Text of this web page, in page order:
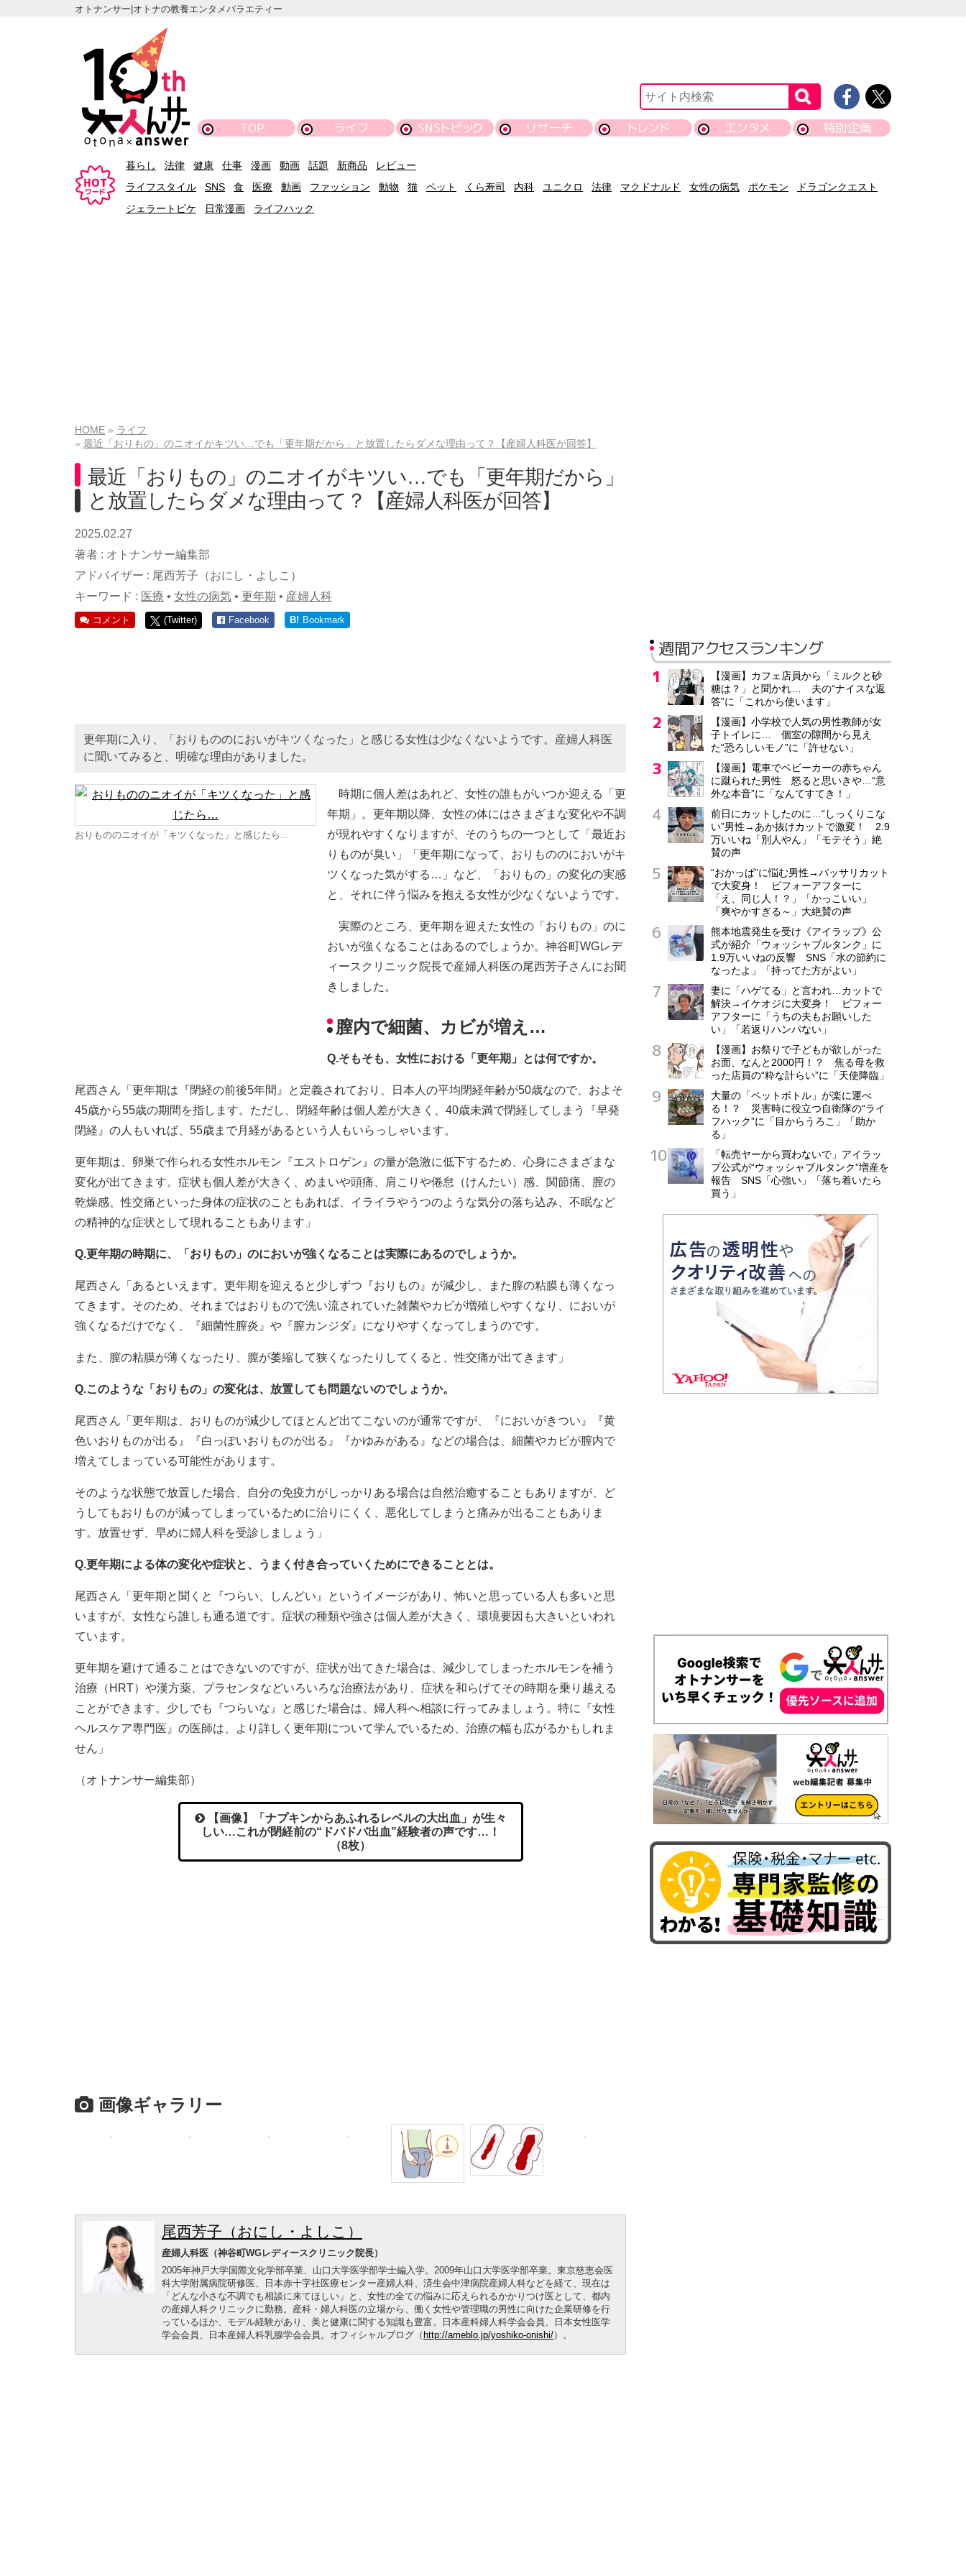
オトナンサー|オトナの教養エンタメバラエティー
TOP ライフ SNSトピック リサーチ トレンド エンタメ 特別企画
暮らし 法律 健康 仕事 漫画 動画 話題 新商品
レビュー
ライフスタイル
SNS 食 医療 動画 ファッション 動物 猫 ペット くら寿司 内科 ユニクロ 法律 マクドナルド 女性の病気 ポケモン
ドラゴンクエスト
ジェラートピケ
日常漫画 ライフハック
HOME
ライフ
最近「おりもの」のニオイがキツい…でも「更年期だから」と放置したらダメな理由って？【産婦人科医が回答】
最近「おりもの」のニオイがキツい…でも「更年期だから」
と放置したらダメな理由って？【産婦人科医が回答】
2025.02.27
著者 : オトナンサー編集部
アドバイザー : 尾西芳子（おにし・よしこ）
キーワード : 医療 • 女性の病気 • 更年期 • 産婦人科
コメント (Twitter) Facebook B! Bookmark
更年期に入り、「おりもののにおいがキツくなった」と感じる女性は少なくないようです。産婦人科医
に聞いてみると、明確な理由がありました。
おりもののニオイが「キツくなった」と感じたら…
時期に個人差はあれど、女性の誰もがいつか迎える「更
年期」。更年期以降、女性の体にはさまざまな変化や不調
が現れやすくなりますが、そのうちの一つとして「最近お
りものが臭い」「更年期になって、おりもののにおいがキ
ツくなった気がする…」など、「おりもの」の変化の実感
と、それに伴う悩みを抱える女性が少なくないようです。
実際のところ、更年期を迎えた女性の「おりもの」のに
おいが強くなることはあるのでしょうか。神谷町WGレデ
ィースクリニック院長で産婦人科医の尾西芳子さんにお聞
きしました。
膣内で細菌、カビが増え…
Q.そもそも、女性における「更年期」とは何ですか。
尾西さん「更年期は『閉経の前後5年間』と定義されており、日本人の平均閉経年齢が50歳なので、およそ
45歳から55歳の期間を指します。ただし、閉経年齢は個人差が大きく、40歳未満で閉経してしまう『早発
閉経』の人もいれば、55歳まで月経があるという人もいらっしゃいます。
更年期は、卵巣で作られる女性ホルモン『エストロゲン』の量が急激に低下するため、心身にさまざまな
変化が出てきます。症状も個人差が大きく、めまいや頭痛、肩こりや倦怠（けんたい）感、関節痛、膣の
乾燥感、性交痛といった身体の症状のこともあれば、イライラやうつのような気分の落ち込み、不眠など
の精神的な症状として現れることもあります」
Q.更年期の時期に、「おりもの」のにおいが強くなることは実際にあるのでしょうか。
尾西さん「あるといえます。更年期を迎えると少しずつ『おりもの』が減少し、また膣の粘膜も薄くなっ
てきます。そのため、それまではおりもので洗い流されていた雑菌やカビが増殖しやすくなり、においが
強くなるだけでなく、『細菌性膣炎』や『膣カンジダ』になりやすくなってしまうのです。
また、膣の粘膜が薄くなったり、膣が萎縮して狭くなったりしてくると、性交痛が出てきます」
Q.このような「おりもの」の変化は、放置しても問題ないのでしょうか。
尾西さん「更年期は、おりものが減少してほとんど出てこないのが通常ですが、『においがきつい』『黄
色いおりものが出る』『白っぽいおりものが出る』『かゆみがある』などの場合は、細菌やカビが膣内で
増えてしまっている可能性があります。
そのような状態で放置した場合、自分の免疫力がしっかりある場合は自然治癒することもありますが、ど
うしてもおりものが減ってしまっているために治りにくく、悪化してしまうと痛みが出ることもありま
す。放置せず、早めに婦人科を受診しましょう」
Q.更年期による体の変化や症状と、うまく付き合っていくためにできることとは。
尾西さん「更年期と聞くと『つらい、しんどい』というイメージがあり、怖いと思っている人も多いと思
いますが、女性なら誰しも通る道です。症状の種類や強さは個人差が大きく、環境要因も大きいといわれ
ています。
更年期を避けて通ることはできないのですが、症状が出てきた場合は、減少してしまったホルモンを補う
治療（HRT）や漢方薬、プラセンタなどいろいろな治療法があり、症状を和らげてその時期を乗り越える
ことができます。少しでも『つらいな』と感じた場合は、婦人科へ相談に行ってみましょう。特に『女性
ヘルスケア専門医』の医師は、より詳しく更年期について学んでいるため、治療の幅も広がるかもしれま
せん」
（オトナンサー編集部）
【画像】「ナプキンからあふれるレベルの大出血」が生々
しい…これが閉経前の“ドバドバ出血”経験者の声です…！
（8枚）
画像ギャラリー
尾西芳子（おにし・よしこ）
産婦人科医（神谷町WGレディースクリニック院長）
2005年神戸大学国際文化学部卒業、山口大学医学部学士編入学。2009年山口大学医学部卒業。東京慈恵会医
科大学附属病院研修医、日本赤十字社医療センター産婦人科、済生会中津病院産婦人科などを経て、現在は
「どんな小さな不調でも相談に来てほしい」と、女性の全ての悩みに応えられるかかりつけ医として、都内
の産婦人科クリニックに勤務。産科・婦人科医の立場から、働く女性や管理職の男性に向けた企業研修を行
っているほか、モデル経験があり、美と健康に関する知識も豊富。日本産科婦人科学会会員、日本女性医学
学会会員、日本産婦人科乳腺学会会員。オフィシャルブログ（ http://ameblo.jp/yoshiko-onishi/）。
週間アクセスランキング
【漫画】カフェ店員から「ミルクと砂
糖は？」と聞かれ… 夫の“ナイスな返
答”に「これから使います」
【漫画】小学校で人気の男性教師が女
子トイレに… 個室の隙間から見え
た“恐ろしいモノ”に「許せない」
【漫画】電車でベビーカーの赤ちゃん
に蹴られた男性 怒ると思いきや…“意
外な本音”に「なんてすてき！」
前日にカットしたのに…“しっくりこな
い”男性→あか抜けカットで激変！ 2.9
万いいね「別人やん」「モテそう」絶
賛の声
“おかっぱ”に悩む男性→バッサリカット
で大変身！ ビフォーアフターに
「え、同じ人！？」「かっこいい」
「爽やかすぎる～」大絶賛の声
熊本地震発生を受け《アイラップ》公
式が紹介「ウォッシャブルタンク」に
1.9万いいねの反響 SNS「水の節約に
なったよ」「持ってた方がよい」
妻に「ハゲてる」と言われ…カットで
解決→イケオジに大変身！ ビフォー
アフターに「うちの夫もお願いした
い」「若返りハンパない」
【漫画】お祭りで子どもが欲しがった
お面、なんと2000円！？ 焦る母を救
った店員の“粋な計らい”に「天使降臨」
大量の「ペットボトル」が楽に運べ
る！？ 災害時に役立つ自衛隊の“ライ
フハック”に「目からうろこ」「助か
る」
「転売ヤーから買わないで」アイラッ
プ公式が“ウォッシャブルタンク”増産を
報告 SNS「心強い」「落ち着いたら
買う」